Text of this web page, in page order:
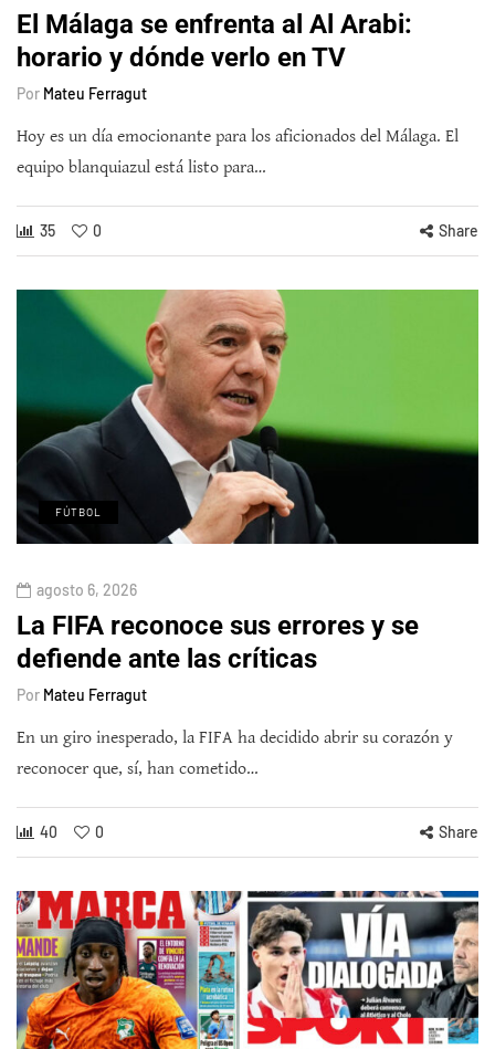
El Málaga se enfrenta al Al Arabi:
horario y dónde verlo en TV
Por Mateu Ferragut
Hoy es un día emocionante para los aficionados del Málaga. El
equipo blanquiazul está listo para…
35 0 Share
FÚTBOL
agosto 6, 2026
La FIFA reconoce sus errores y se
defiende ante las críticas
Por Mateu Ferragut
En un giro inesperado, la FIFA ha decidido abrir su corazón y
reconocer que, sí, han cometido…
40 0 Share